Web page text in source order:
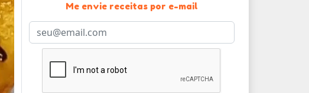
Me envie receitas por e-mail